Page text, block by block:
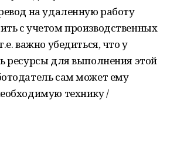
на удаленную работу
с учетом производственных
важно убедиться, что у
ресурсы для выполнения этой
сам может ему
технику /